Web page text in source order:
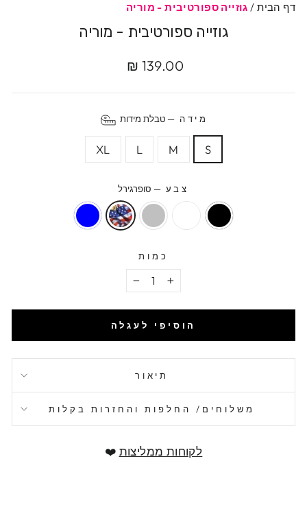
דף הבית / גוזייה ספורטיבית - מוריה
גוזייה ספורטיבית - מוריה
מחיר
139.00 ₪
מידה—טבלת מידות
S
M
L
XL
צבע— סופרגירל
כמות
− +
הוסיפי לעגלה
תיאור
משלוחים/ החלפות והחזרות בקלות
לקוחות ממליצות ❤️